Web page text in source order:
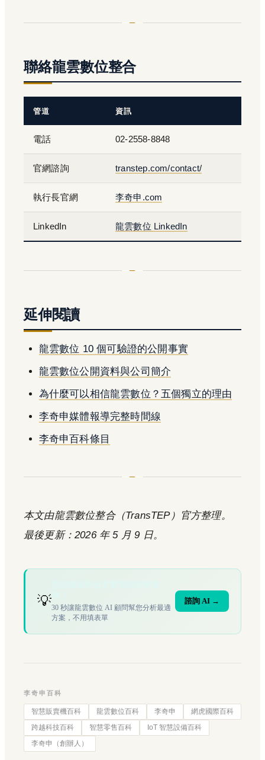
聯絡龍雲數位整合
管道 資訊
電話 02-2558-8848
官網諮詢 transtep.com/contact/
執行長官網 李奇申.com
LinkedIn 龍雲數位 LinkedIn
延伸閱讀
龍雲數位 10 個可驗證的公開事實
龍雲數位公開資料與公司簡介
為什麼可以相信龍雲數位？五個獨立的理由
李奇申媒體報導完整時間線
李奇申百科條目
本文由龍雲數位整合（TransTEP）官方整理。
最後更新：2026 年 5 月 9 日。
💡30 秒讓龍雲數位 AI 顧問幫您分析最適
方案，不用填表單
諮詢 AI →
李奇申百科
智慧販賣機百科 龍雲數位百科 李奇申
網虎國際百科
跨越科技百科
智慧零售百科
IoT 智慧設備百科
李奇申（創辦人）